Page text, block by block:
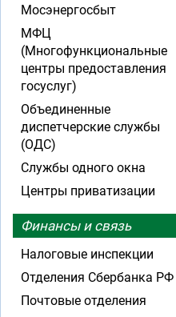
Мосэнергосбыт
МФЦ
(Многофункциональные
центры предоставления
госуслуг)
Объединенные
диспетчерские службы
(ОДС)
Службы одного окна
Центры приватизации
Финансы и связь
Налоговые инспекции
Отделения Сбербанка РФ
Почтовые отделения